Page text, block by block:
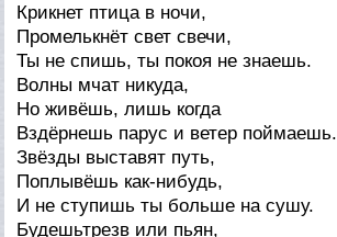
Крикнет птица в ночи,
Промелькнёт свет свечи,
Ты не спишь, ты покоя не знаешь.
Волны мчат никуда,
Но живёшь, лишь когда
Вздёрнешь парус и ветер поймаешь.
Звёзды выставят путь,
Поплывёшь как-нибудь,
И не ступишь ты больше на сушу.
Будешьтрезв или пьян,